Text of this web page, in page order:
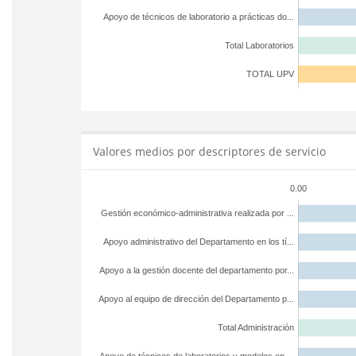
TOTAL UPV
Total Laboratorios
Apoyo de técnicos de laboratorio a prácticas do...
Valores medios por descriptores de servicio
0.00
Total Administración
Apoyo al equipo de dirección del Departamento p...
Apoyo a la gestión docente del departamento por...
Apoyo administrativo del Departamento en los tí...
Gestión económico-administrativa realizada por ...